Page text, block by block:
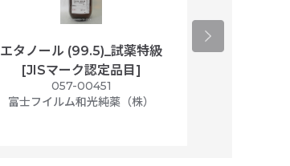
エタノール (99.5)_試薬特級
[JISマーク認定品目]
057-00451
富士フイルム和光純薬（株）
アセトニト